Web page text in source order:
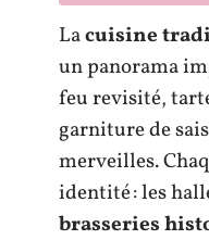
Lacuisine
un panorama
feu revisité,
garniture de
merveilles.
identité : les
brasseries